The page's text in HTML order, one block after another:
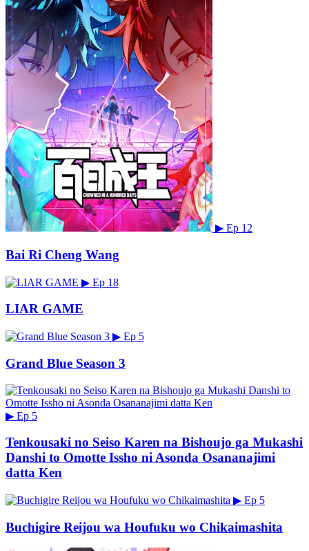
▶ Ep 12
Bai Ri Cheng Wang
▶ Ep 18
LIAR GAME
▶ Ep 5
Grand Blue Season 3
▶ Ep 5
Tenkousaki no Seiso Karen na Bishoujo ga Mukashi
Danshi to Omotte Issho ni Asonda Osananajimi
datta Ken
▶ Ep 5
Buchigire Reijou wa Houfuku wo Chikaimashita